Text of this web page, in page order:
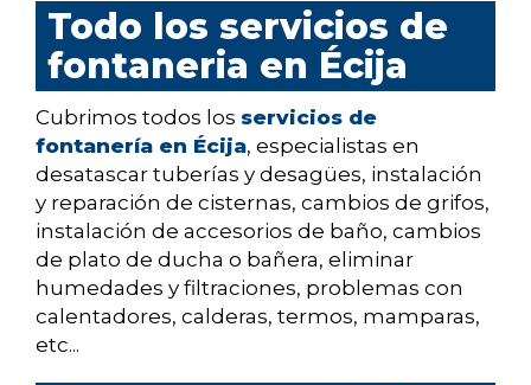
Todo los servicios de
fontaneria en Écija
Cubrimos todos los servicios de
fontanería en Écija, especialistas en
desatascar tuberías y desagües, instalación
y reparación de cisternas, cambios de grifos,
instalación de accesorios de baño, cambios
de plato de ducha o bañera, eliminar
humedades y filtraciones, problemas con
calentadores, calderas, termos, mamparas,
etc...